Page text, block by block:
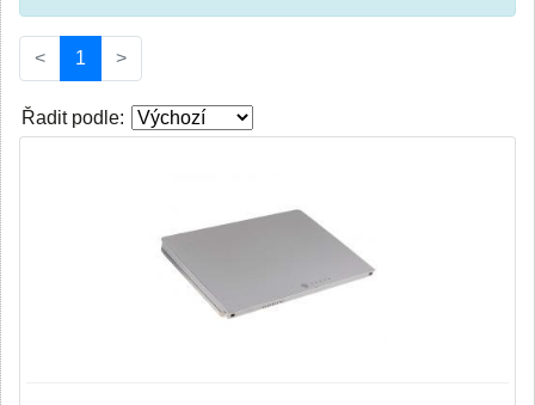
< 1 (current)
>
Řadit podle: